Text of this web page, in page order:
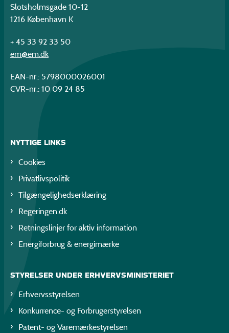
Slotsholmsgade 10-12
1216 København K
+ 45 33 92 33 50
em@em.dk
EAN-nr.: 5798000026001
CVR-nr.: 10 09 24 85
NYTTIGE LINKS
Cookies
Privatlivspolitik
Tilgængelighedserklæring
Regeringen.dk
Retningslinjer for aktiv information
Energiforbrug & energimærke
STYRELSER UNDER ERHVERVSMINISTERIET
Erhvervsstyrelsen
Konkurrence- og Forbrugerstyrelsen
Patent- og Varemærkestyrelsen